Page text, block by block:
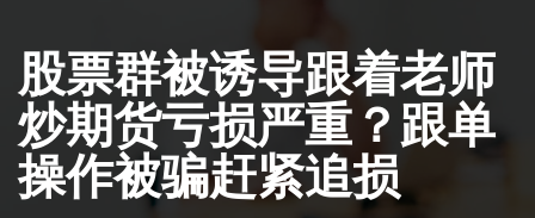
股票群被诱导跟着老师
炒期货亏损严重？跟单
操作被骗赶紧追损